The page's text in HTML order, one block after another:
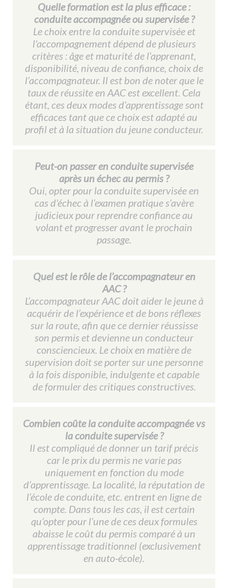
Quelle formation est la plus efficace :
conduite accompagnée ou supervisée ?
Le choix entre la conduite supervisée et
l'accompagnement dépend de plusieurs
critères : âge et maturité de l’apprenant,
disponibilité, niveau de confiance, choix de
l’accompagnateur. Il est bon de noter que le
taux de réussite en AAC est excellent. Cela
étant, ces deux modes d’apprentissage sont
efficaces tant que ce choix est adapté au
profil et à la situation du jeune conducteur.
Peut-on passer en conduite supervisée
après un échec au permis ?
Oui, opter pour la conduite supervisée en
cas d’échec à l’examen pratique s’avère
judicieux pour reprendre confiance au
volant et progresser avant le prochain
passage.
Quel est le rôle de l’accompagnateur en
AAC ?
L’accompagnateur AAC doit aider le jeune à
acquérir de l’expérience et de bons réflexes
sur la route, afin que ce dernier réussisse
son permis et devienne un conducteur
consciencieux. Le choix en matière de
supervision doit se porter sur une personne
à la fois disponible, indulgente et capable
de formuler des critiques constructives.
Combien coûte la conduite accompagnée vs
la conduite supervisée ?
Il est compliqué de donner un tarif précis
car le prix du permis ne varie pas
uniquement en fonction du mode
d’apprentissage. La localité, la réputation de
l’école de conduite, etc. entrent en ligne de
compte. Dans tous les cas, il est certain
qu’opter pour l’une de ces deux formules
abaisse le coût du permis comparé à un
apprentissage traditionnel (exclusivement
en auto-école).